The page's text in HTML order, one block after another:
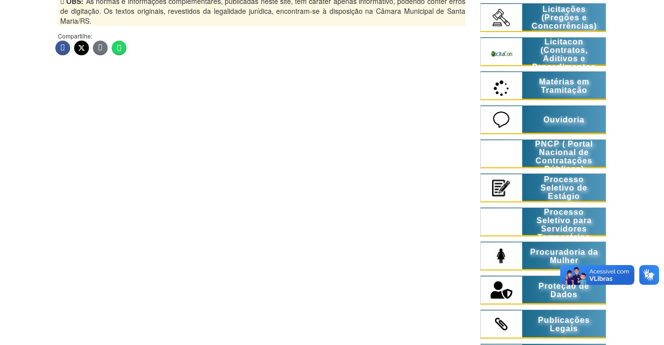
de digitação. Os textos originais, revestidos da legalidade jurídica, encontram-se à disposição na Câmara Municipal de Santa
Maria/RS.
Compartilhe:
Licitações
(Pregões e
Concorrências)
Licitacon
(Contratos,
Aditivos e
Procedimentos
Matérias em
Tramitação
Ouvidoria
PNCP ( Portal
Nacional de
Contratações
Públicas)
Processo
Seletivo de
Estágio
Processo
Seletivo para
Servidores
Temporários
Procuradoria da
Mulher
Proteção de
Dados
Publicações
Legais